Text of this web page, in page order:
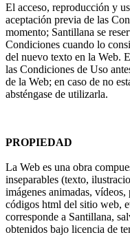
El acceso, reproducción y
aceptación previa de las
momento; Santillana se
Condiciones cuando lo
del nuevo texto en la Web.
las Condiciones de Uso
de la Web; en caso de no
absténgase de utilizarla.
PROPIEDAD
La Web es una obra
inseparables (texto,
imágenes animadas,
códigos html del sitio web,
corresponde a Santillana,
obtenidos bajo licencia de